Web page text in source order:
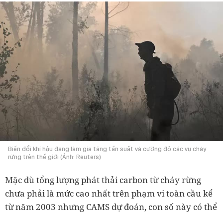
Biến đổi khí hậu đang làm gia tăng tần suất và cường độ các vụ cháy
rừng trên thế giới (Ảnh: Reuters)
Mặc dù tổng lượng phát thải carbon từ cháy rừng
chưa phải là mức cao nhất trên phạm vi toàn cầu kể
từ năm 2003 nhưng CAMS dự đoán, con số này có thể